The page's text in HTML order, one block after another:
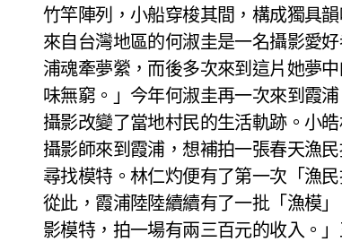
竹竿陣列，小船穿梭其間，構成獨具韻
來自台灣地區的何淑圭是一名攝影愛
浦魂牽夢縈，而後多次來到這片她夢
味無窮。」今年何淑圭再一次來到霞
攝影改變了當地村民的生活軌跡。小
攝影師來到霞浦，想補拍一張春天漁
尋找模特。林仁灼便有了第一次「漁
從此，霞浦陸陸續續有了一批「漁模
影模特，拍一場有兩三百元的收入。」